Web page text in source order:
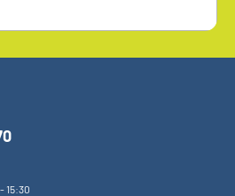
15:30